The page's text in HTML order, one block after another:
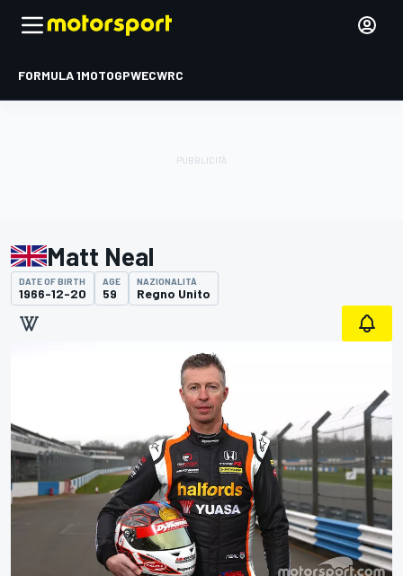
FORMULA 1MOTOGPWECWRC
Matt Neal
DATE OF BIRTH
1966-12-20
AGE
59
NAZIONALITÀ
Regno Unito